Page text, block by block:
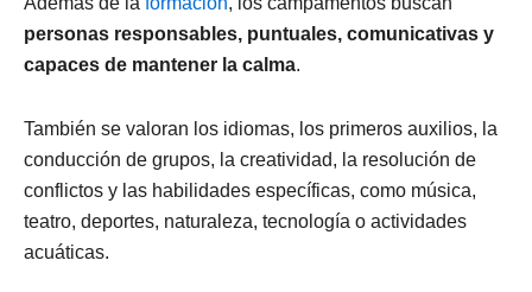
personas responsables, puntuales, comunicativas y
capaces de mantener la calma.
También se valoran los idiomas, los primeros auxilios, la
conducción de grupos, la creatividad, la resolución de
conflictos y las habilidades específicas, como música,
teatro, deportes, naturaleza, tecnología o actividades
acuáticas.